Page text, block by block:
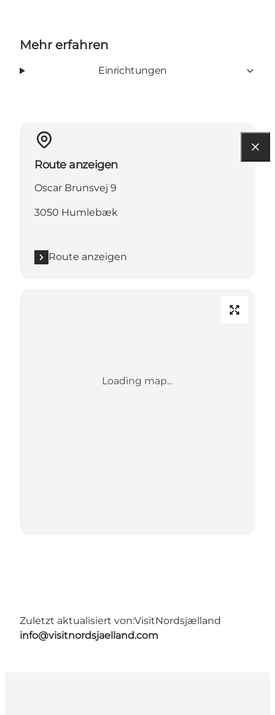
Mehr erfahren
Einrichtungen
Route anzeigen
Oscar Brunsvej 9
3050 Humlebæk
Route anzeigen
Loading map...
Zuletzt aktualisiert von:VisitNordsjælland
info@visitnordsjaelland.com